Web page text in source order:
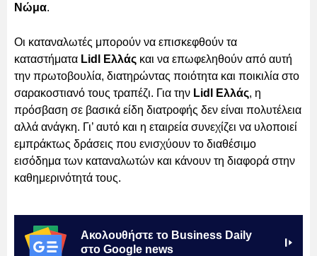
Νώμα.
Οι καταναλωτές μπορούν να επισκεφθούν τα
καταστήματα Lidl Ελλάς και να επωφεληθούν από αυτή
την πρωτοβουλία, διατηρώντας ποιότητα και ποικιλία στο
σαρακοστιανό τους τραπέζι. Για την Lidl Ελλάς, η
πρόσβαση σε βασικά είδη διατροφής δεν είναι πολυτέλεια
αλλά ανάγκη. Γι’ αυτό και η εταιρεία συνεχίζει να υλοποιεί
εμπράκτως δράσεις που ενισχύουν το διαθέσιμο
εισόδημα των καταναλωτών και κάνουν τη διαφορά στην
καθημερινότητά τους.
Ακολουθήστε το Business Daily
στο Google news